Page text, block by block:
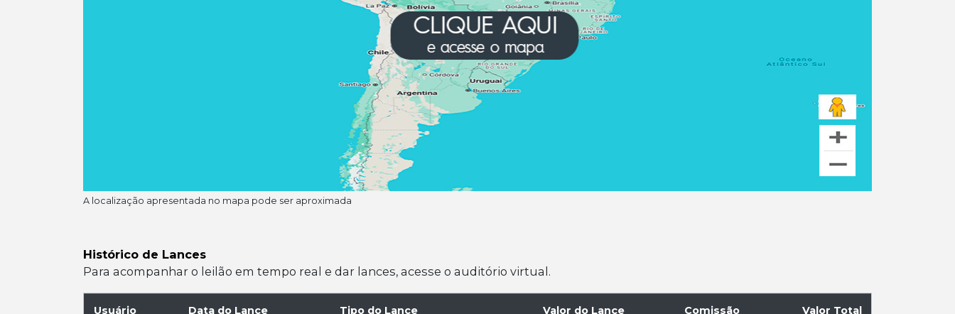
A localização apresentada no mapa pode ser aproximada
Histórico de Lances
Para acompanhar o leilão em tempo real e dar lances, acesse o auditório virtual.
Usuário Data do Lance Tipo do Lance Valor do Lance Comissão Valor Total